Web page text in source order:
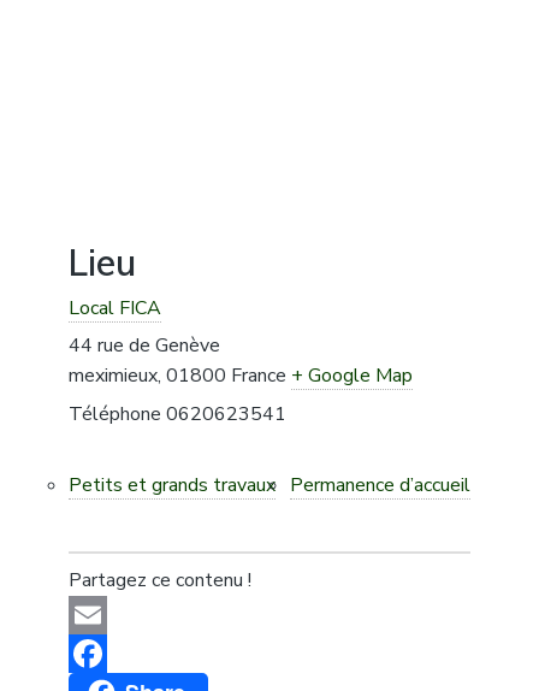
Lieu
Local FICA
44 rue de Genève
meximieux, 01800 France + Google Map
Téléphone 0620623541
Petits et grands travaux Permanence d’accueil
Partagez ce contenu !
Email